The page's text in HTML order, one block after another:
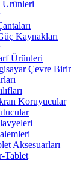
Ürünleri
Kaynakları
Ürünleri
Çevre
Koruyucular
Aksesuarları
Tablet